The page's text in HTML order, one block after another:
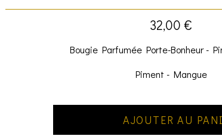
32,00 €
Bougie Parfumée Porte-Bonheur -
Piment - Mangue
AJOUTER AU